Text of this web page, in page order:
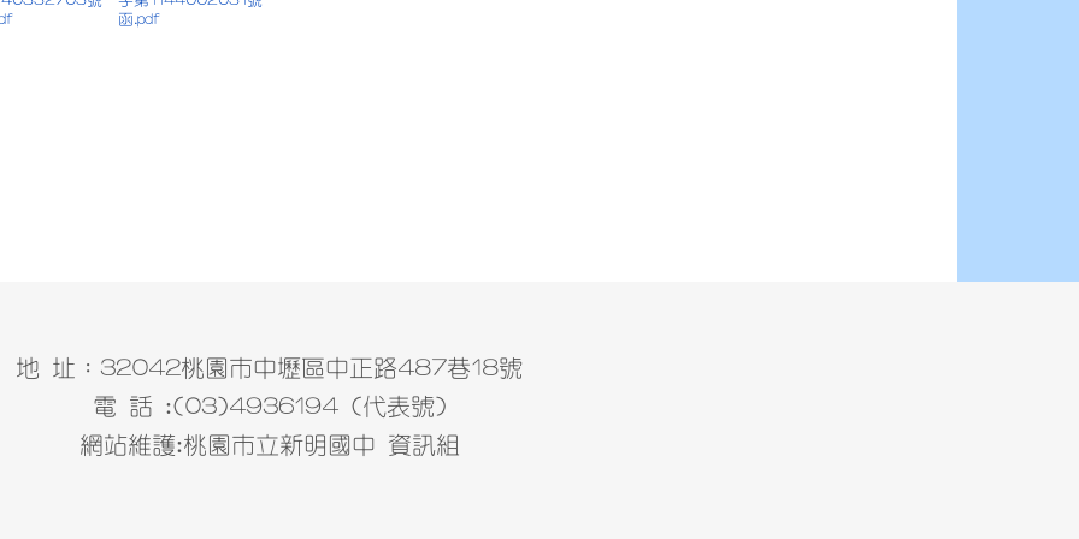
函.pdf
地 址：32042桃園市中壢區中正路487巷18號
電 話 :(03)4936194 (代表號)
網站維護:桃園市立新明國中 資訊組